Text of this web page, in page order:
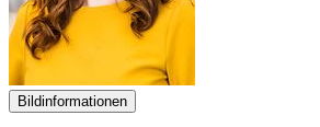
Bildinformationen